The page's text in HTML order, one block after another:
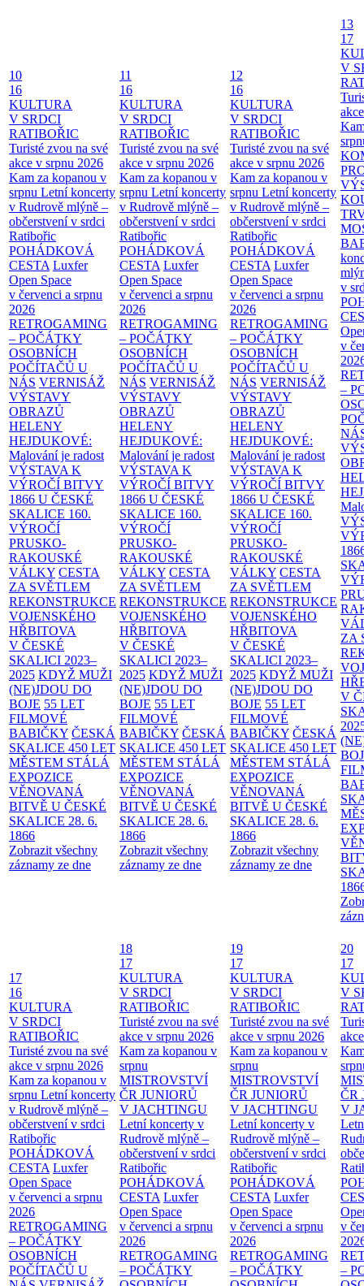
10
16
KULTURA
V SRDCI
RATIBOŘIC
Turisté zvou na své
akce v srpnu 2026
Kam za kopanou v
srpnu Letní koncerty
v Rudrově mlýně –
občerstvení v srdci
Ratibořic
POHÁDKOVÁ
CESTA Luxfer
Open Space
v červenci a srpnu
2026
RETROGAMING
– POČÁTKY
OSOBNÍCH
POČÍTAČŮ U
NÁS VERNISÁŽ
VÝSTAVY
OBRAZŮ
HELENY
HEJDUKOVÉ:
Malování je radost
VÝSTAVA K
VÝROČÍ BITVY
1866 U ČESKÉ
SKALICE 160.
VÝROČÍ
PRUSKO-
RAKOUSKÉ
VÁLKY CESTA
ZA SVĚTLEM
REKONSTRUKCE
VOJENSKÉHO
HŘBITOVA
V ČESKÉ
SKALICI 2023–
2025 KDYŽ MUŽI
(NE)JDOU DO
BOJE 55 LET
FILMOVÉ
BABIČKY ČESKÁ
SKALICE 450 LET
MĚSTEM STÁLÁ
EXPOZICE
VĚNOVANÁ
BITVĚ U ČESKÉ
SKALICE 28. 6.
1866
Zobrazit všechny
záznamy ze dne
11
16
KULTURA
V SRDCI
RATIBOŘIC
Turisté zvou na své
akce v srpnu 2026
Kam za kopanou v
srpnu Letní koncerty
v Rudrově mlýně –
občerstvení v srdci
Ratibořic
POHÁDKOVÁ
CESTA Luxfer
Open Space
v červenci a srpnu
2026
RETROGAMING
– POČÁTKY
OSOBNÍCH
POČÍTAČŮ U
NÁS VERNISÁŽ
VÝSTAVY
OBRAZŮ
HELENY
HEJDUKOVÉ:
Malování je radost
VÝSTAVA K
VÝROČÍ BITVY
1866 U ČESKÉ
SKALICE 160.
VÝROČÍ
PRUSKO-
RAKOUSKÉ
VÁLKY CESTA
ZA SVĚTLEM
REKONSTRUKCE
VOJENSKÉHO
HŘBITOVA
V ČESKÉ
SKALICI 2023–
2025 KDYŽ MUŽI
(NE)JDOU DO
BOJE 55 LET
FILMOVÉ
BABIČKY ČESKÁ
SKALICE 450 LET
MĚSTEM STÁLÁ
EXPOZICE
VĚNOVANÁ
BITVĚ U ČESKÉ
SKALICE 28. 6.
1866
Zobrazit všechny
záznamy ze dne
12
16
KULTURA
V SRDCI
RATIBOŘIC
Turisté zvou na své
akce v srpnu 2026
Kam za kopanou v
srpnu Letní koncerty
v Rudrově mlýně –
občerstvení v srdci
Ratibořic
POHÁDKOVÁ
CESTA Luxfer
Open Space
v červenci a srpnu
2026
RETROGAMING
– POČÁTKY
OSOBNÍCH
POČÍTAČŮ U
NÁS VERNISÁŽ
VÝSTAVY
OBRAZŮ
HELENY
HEJDUKOVÉ:
Malování je radost
VÝSTAVA K
VÝROČÍ BITVY
1866 U ČESKÉ
SKALICE 160.
VÝROČÍ
PRUSKO-
RAKOUSKÉ
VÁLKY CESTA
ZA SVĚTLEM
REKONSTRUKCE
VOJENSKÉHO
HŘBITOVA
V ČESKÉ
SKALICI 2023–
2025 KDYŽ MUŽI
(NE)JDOU DO
BOJE 55 LET
FILMOVÉ
BABIČKY ČESKÁ
SKALICE 450 LET
MĚSTEM STÁLÁ
EXPOZICE
VĚNOVANÁ
BITVĚ U ČESKÉ
SKALICE 28. 6.
1866
Zobrazit všechny
záznamy ze dne
13
17
V
v
v
–
ZA
V
17
16
KULTURA
V SRDCI
RATIBOŘIC
Turisté zvou na své
akce v srpnu 2026
Kam za kopanou v
srpnu Letní koncerty
v Rudrově mlýně –
občerstvení v srdci
Ratibořic
POHÁDKOVÁ
CESTA Luxfer
Open Space
v červenci a srpnu
2026
RETROGAMING
– POČÁTKY
OSOBNÍCH
POČÍTAČŮ U
18
17
KULTURA
V SRDCI
RATIBOŘIC
Turisté zvou na své
akce v srpnu 2026
Kam za kopanou v
srpnu
MISTROVSTVÍ
ČR JUNIORŮ
V JACHTINGU
Letní koncerty v
Rudrově mlýně –
občerstvení v srdci
Ratibořic
POHÁDKOVÁ
CESTA Luxfer
Open Space
v červenci a srpnu
2026
RETROGAMING
– POČÁTKY
19
17
KULTURA
V SRDCI
RATIBOŘIC
Turisté zvou na své
akce v srpnu 2026
Kam za kopanou v
srpnu
MISTROVSTVÍ
ČR JUNIORŮ
V JACHTINGU
Letní koncerty v
Rudrově mlýně –
občerstvení v srdci
Ratibořic
POHÁDKOVÁ
CESTA Luxfer
Open Space
v červenci a srpnu
2026
RETROGAMING
– POČÁTKY
20
17
V
ČR
V
v
–